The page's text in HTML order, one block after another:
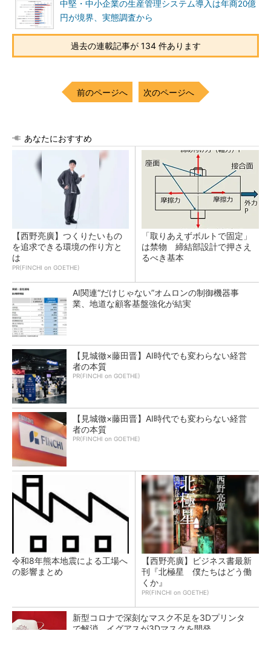
中堅・中小企業の生産管理システム導入は年商20億
円が境界、実態調査から
過去の連載記事が 134 件あります
前のページへ 次のページへ
あなたにおすすめ
【西野亮廣】つくりたいもの
を追求できる環境の作り方と
は
PR(FINCHI on GOETHE)
「取りあえずボルトで固定」
は禁物 締結部設計で押さえ
るべき基本
AI関連“だけじゃない”オムロンの制御機器事
業、地道な顧客基盤強化が結実
【見城徹×藤田晋】AI時代でも変わらない経営
者の本質
PR(FINCHI on GOETHE)
【見城徹×藤田晋】AI時代でも変わらない経営
者の本質
PR(FINCHI on GOETHE)
令和8年熊本地震による工場へ
の影響まとめ
【西野亮廣】ビジネス書最新
刊『北極星 僕たちはどう働
くか』
PR(FINCHI on GOETHE)
新型コロナで深刻なマスク不足を3Dプリンタ
で解消、イグアスが3Dマスクを開発